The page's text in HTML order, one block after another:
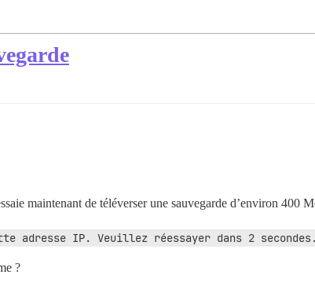
maintenant de téléverser une sauvegarde d’environ 400
adresse IP. Veuillez réessayer dans 2
?